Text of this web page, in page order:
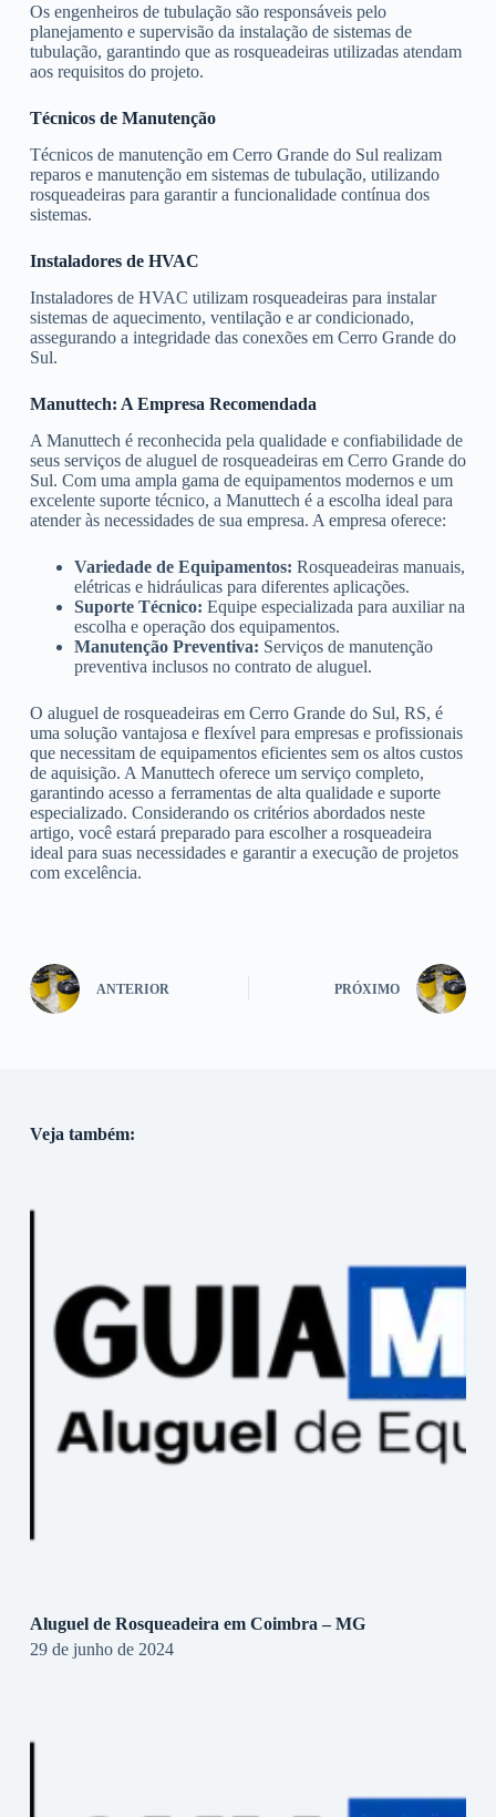
Os engenheiros de tubulação são responsáveis pelo
planejamento e supervisão da instalação de sistemas de
tubulação, garantindo que as rosqueadeiras utilizadas atendam
aos requisitos do projeto.
Técnicos de Manutenção
Técnicos de manutenção em Cerro Grande do Sul realizam
reparos e manutenção em sistemas de tubulação, utilizando
rosqueadeiras para garantir a funcionalidade contínua dos
sistemas.
Instaladores de HVAC
Instaladores de HVAC utilizam rosqueadeiras para instalar
sistemas de aquecimento, ventilação e ar condicionado,
assegurando a integridade das conexões em Cerro Grande do
Sul.
Manuttech: A Empresa Recomendada
A Manuttech é reconhecida pela qualidade e confiabilidade de
seus serviços de aluguel de rosqueadeiras em Cerro Grande do
Sul. Com uma ampla gama de equipamentos modernos e um
excelente suporte técnico, a Manuttech é a escolha ideal para
atender às necessidades de sua empresa. A empresa oferece:
Variedade de Equipamentos: Rosqueadeiras manuais,
elétricas e hidráulicas para diferentes aplicações.
Suporte Técnico: Equipe especializada para auxiliar na
escolha e operação dos equipamentos.
Manutenção Preventiva: Serviços de manutenção
preventiva inclusos no contrato de aluguel.
O aluguel de rosqueadeiras em Cerro Grande do Sul, RS, é
uma solução vantajosa e flexível para empresas e profissionais
que necessitam de equipamentos eficientes sem os altos custos
de aquisição. A Manuttech oferece um serviço completo,
garantindo acesso a ferramentas de alta qualidade e suporte
especializado. Considerando os critérios abordados neste
artigo, você estará preparado para escolher a rosqueadeira
ideal para suas necessidades e garantir a execução de projetos
com excelência.
ANTERIOR PRÓXIMO
Veja também:
Aluguel de Rosqueadeira em Coimbra – MG
29 de junho de 2024